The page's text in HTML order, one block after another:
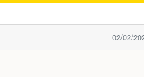
02/02/